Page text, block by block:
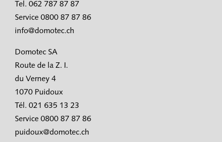
Tel. 062 787 87 87
Service 0800 87 87 86
info@domotec.ch
Domotec SA
Route de la Z. I.
du Verney 4
1070 Puidoux
Tél. 021 635 13 23
Service 0800 87 87 86
puidoux@domotec.ch